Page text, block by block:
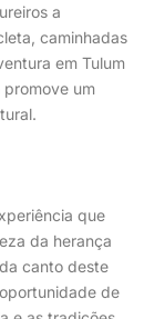
a
caminhadas
em Tulum
promove um
que
da herança
canto deste
de